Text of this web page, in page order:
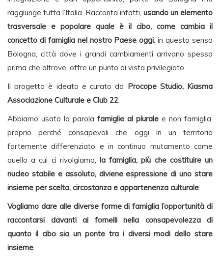
raggiunge tutta l’Italia. Racconta infatti, usando un elemento
trasversale e popolare quale è il cibo, come cambia il
concetto di famiglia nel nostro Paese oggi: in questo senso
Bologna, città dove i grandi cambiamenti arrivano spesso
prima che altrove, offre un punto di vista privilegiato.
Il progetto è ideato e curato da Procope Studio, Kiasma
Associazione Culturale e Club 22.
Abbiamo usato la parola famiglie al plurale e non famiglia,
proprio perché consapevoli che oggi in un territorio
fortemente differenziato e in continuo mutamento come
quello a cui ci rivolgiamo, la famiglia, più che costituire un
nucleo stabile e assoluto, diviene espressione di uno stare
insieme per scelta, circostanza e appartenenza culturale.
Vogliamo dare alle diverse forme di famiglia l’opportunità di
raccontarsi davanti ai fornelli nella consapevolezza di
quanto il cibo sia un ponte tra i diversi modi dello stare
insieme.